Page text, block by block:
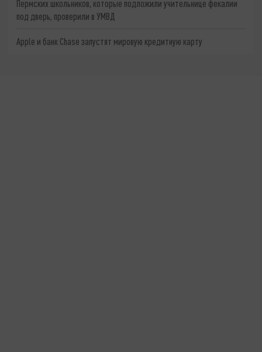
Пермских школьников, которые подложили учительнице фекалии
под дверь, проверили в УМВД
Apple и банк Chase запустят мировую кредитную карту